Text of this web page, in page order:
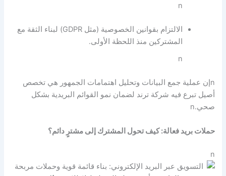
n
الالتزام بقوانين الخصوصية (مثل GDPR) لبناء الثقة مع
المشتركين منذ اللحظة الأولى.
n
n إن عملية جمع البيانات وتحليل اهتمامات الجمهور هي تخصص
أصيل تبرع فيه شركة ترند لضمان نمو القوائم البريدية بشكل
صحي.n
حملات بريد فعالة: كيف تحول المشترك إلى مشترٍ دائم؟
n